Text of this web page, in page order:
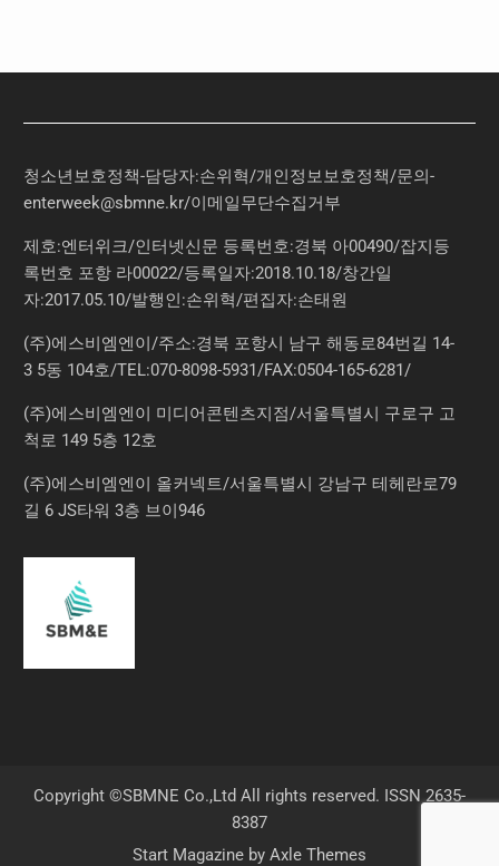
청소년보호정책-담당자:손위혁/개인정보보호정책/문의-
enterweek@sbmne.kr/이메일무단수집거부
제호:엔터위크/인터넷신문 등록번호:경북 아00490/잡지등
록번호 포항 라00022/등록일자:2018.10.18/창간일
자:2017.05.10/발행인:손위혁/편집자:손태원
(주)에스비엠엔이/주소:경북 포항시 남구 해동로84번길 14-
3 5동 104호/TEL:070-8098-5931/FAX:0504-165-6281/
(주)에스비엠엔이 미디어콘텐츠지점/서울특별시 구로구 고
척로 149 5층 12호
(주)에스비엠엔이 올커넥트/서울특별시 강남구 테헤란로79
길 6 JS타워 3층 브이946
Copyright ©SBMNE Co.,Ltd All rights reserved. ISSN 2635-
8387
Start Magazine by Axle Themes